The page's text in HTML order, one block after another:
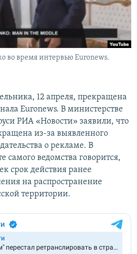
во время интервью Euronews.
12 апреля, прекращена
Euronews. В министерстве
РИА «Новости» заявили, что
из-за выявленного
о рекламе. В
самого ведомства говорится,
срок действия ранее
на распространение
территории.